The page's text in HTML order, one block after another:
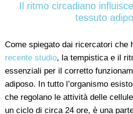
Il ritmo circadiano
tessuto
Come spiegato dai ricercatori che
recente studio, la tempistica e il
essenziali per il corretto
adiposo. In tutto l’organismo
che regolano le attività delle
un ciclo di circa 24 ore, è una